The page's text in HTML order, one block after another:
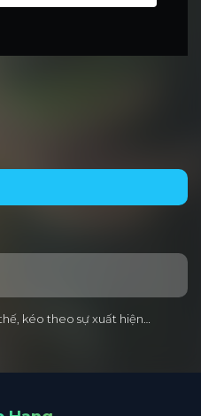
kéo theo sự xuất hiện…